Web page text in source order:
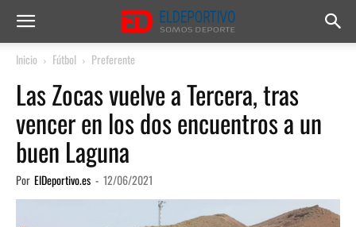
Inicio Fútbol Preferente
Las Zocas vuelve a Tercera, tras
vencer en los dos encuentros a un
buen Laguna
Por ElDeportivo.es - 12/06/2021